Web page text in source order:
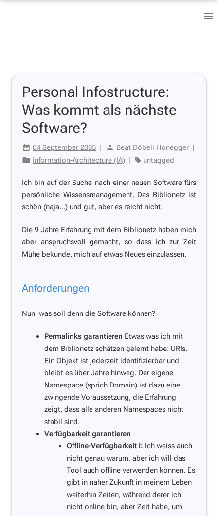
Personal Infostructure:
Was kommt als nächste
Software?
04 September 2005 | Beat Döbeli Honegger |
Information-Architecture (IA) | untagged
Ich bin auf der Suche nach einer neuen Software fürs
persönliche Wissensmanagement. Das Biblionetzist
schön (naja...) und gut, aber es reicht nicht.
Die 9 Jahre Erfahrung mit dem Biblionetz haben mich
aber anspruchsvoll gemacht, so dass ich zur Zeit
Mühe bekunde, mich auf etwas Neues einzulassen.
Anforderungen
Nun, was soll denn die Software können?
Permalinks garantieren Etwas was ich mit
dem Biblionetz schätzen gelernt habe: URIs.
Ein Objekt ist jederzeit identifizierbar und
bleibt es über Jahre hinweg. Der eigene
Namespace (sprich Domain) ist dazu eine
zwingende Voraussetzung, die Erfahrung
zeigt, dass alle anderen Namespaces nicht
stabil sind.
Verfügbarkeit garantieren
Offline-Verfügbarkeit I: Ich weiss auch
nicht genau warum, aber ich will das
Tool auch offline verwenden können. Es
gibt in naher Zukunft in meinem Leben
weiterhin Zeiten, während derer ich
nicht online bin, aber Zeit habe, um